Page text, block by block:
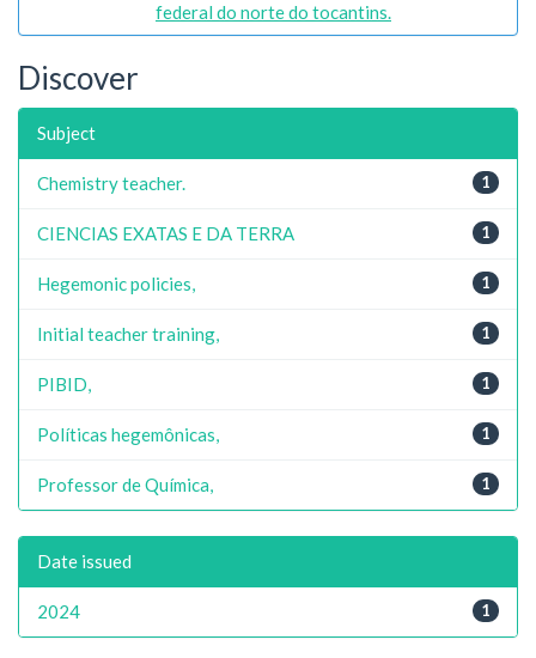
federal do norte do tocantins.
Discover
Subject
1
Chemistry teacher.
1
CIENCIAS EXATAS E DA TERRA
1
Hegemonic policies,
1
Initial teacher training,
1
PIBID,
1
Políticas hegemônicas,
1
Professor de Química,
Date issued
1
2024